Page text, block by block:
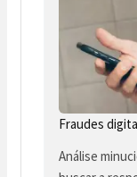
Fraudes
Análise